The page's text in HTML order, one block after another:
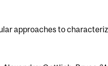
approaches to